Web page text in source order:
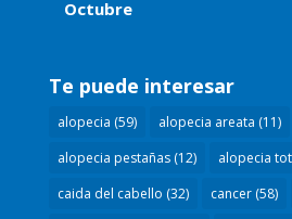
Octubre
Te puede interesar
alopecia (59) alopecia areata (11)
alopecia pestañas(12) alopecia
caida del cabello (32) cancer(58)